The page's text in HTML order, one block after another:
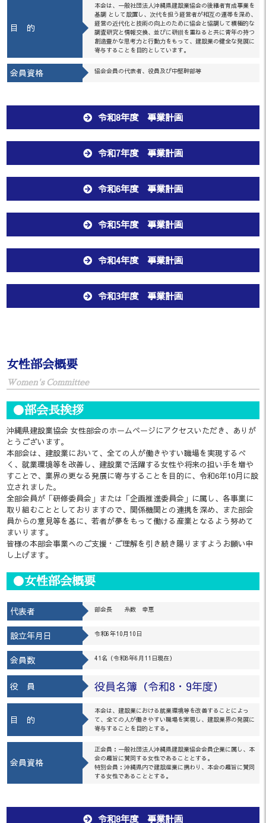
目 的
本会は、一般社団法人沖縄県建設業協会の後継者育成事業を
基調 として設置し、次代を担う経営者が相互の連帯を深め、
経営の近代化と技術の向上のために協会と協調して積極的な
調査研究と情報交換、並びに研鑚を重ねると共に青年の持つ
創造豊かな思考力と行動力をもって、建設業の健全な発展に
寄与することを目的としています。
会員資格 協会会員の代表者、役員及び中堅幹部等
令和8年度 事業計画
令和7年度 事業計画
令和6年度 事業計画
令和5年度 事業計画
令和4年度 事業計画
令和3年度 事業計画
女性部会概要
Women's Committee
●部会長挨拶
沖縄県建設業協会 女性部会のホームページにアクセスいただき、ありが
とうございます。
本部会は、建設業において、全ての人が働きやすい職場を実現するべ
く、就業環境等を改善し、建設業で活躍する女性や将来の担い手を増や
すことで、業界の更なる発展に寄与することを目的に、令和6年10月に設
立されました。
全部会員が「研修委員会」または「企画推進委員会」に属し、各事業に
取り組むこととしておりますので、関係機関との連携を深め、また部会
員からの意見等を基に、若者が夢をもって働ける産業となるよう努めて
まいります。
皆様の本部会事業へのご支援・ご理解を引き続き賜りますようお願い申
し上げます。
●女性部会概要
代表者 部会長 糸数 幸恵
設立年月日 令和6年10月10日
会員数 41名（令和8年6月11日現在）
役 員 役員名簿（令和8・9年度）
目 的
本会は、建設業における就業環境等を改善することによっ
て、全ての人が働きやすい職場を実現し、建設業界の発展に
寄与することを目的とする。
会員資格
正会員：一般社団法人沖縄県建設業協会会員企業に属し、本
会の趣旨に賛同する女性であることとする。
特別会員：沖縄県内で建設産業に携わり、本会の趣旨に賛同
する女性であることとする。
令和8年度 事業計画